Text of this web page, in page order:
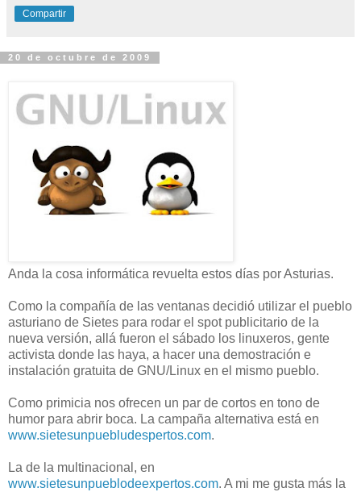
Compartir
20 de octubre de 2009
Anda la cosa informática revuelta estos días por Asturias.
Como la compañía de las ventanas decidió utilizar el pueblo
asturiano de Sietes para rodar el spot publicitario de la
nueva versión, allá fueron el sábado los linuxeros, gente
activista donde las haya, a hacer una demostración e
instalación gratuita de GNU/Linux en el mismo pueblo.
Como primicia nos ofrecen un par de cortos en tono de
humor para abrir boca. La campaña alternativa está en
www.sietesunpuebludespertos.com.
La de la multinacional, en
www.sietesunpueblodeexpertos.com. A mi me gusta más la